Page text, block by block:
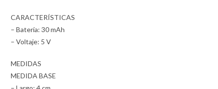
CARACTERÍSTICAS
– Batería: 30 mAh
– Voltaje: 5 V
MEDIDAS
MEDIDA BASE